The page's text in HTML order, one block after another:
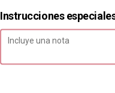
Instrucciones